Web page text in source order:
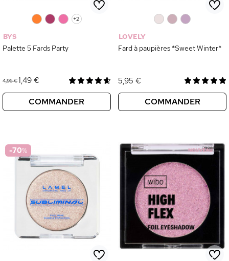
+2
BYS
Palette 5 Fards Party
4,95 €1,49 €
COMMANDER
LOVELY
Fard à paupières *Sweet Winter*
5,95 €
COMMANDER
-70%